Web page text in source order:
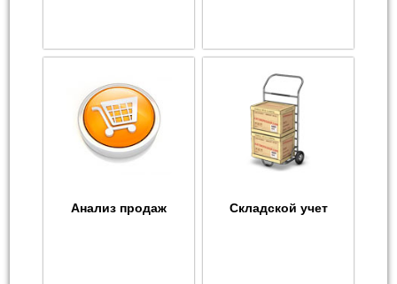
Анализ продаж Складской учет